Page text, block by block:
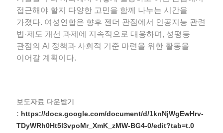
접근해야 할지 다양한 고민을 함께 나누는 시간을
가졌다. 여성연합은 향후 젠더 관점에서 인공지능 관련
법·제도 개선 과제에 지속적으로 대응하며, 성평등
관점의 AI 정책과 사회적 기준 마련을 위한 활동을
이어갈 계획이다.
보도자료 다운받기
: https://docs.google.com/document/d/1knNjWgEwHrv-
TDyWRh0Ht5l3vpoMr_XmK_zMW-BG4-0/edit?tab=t.0